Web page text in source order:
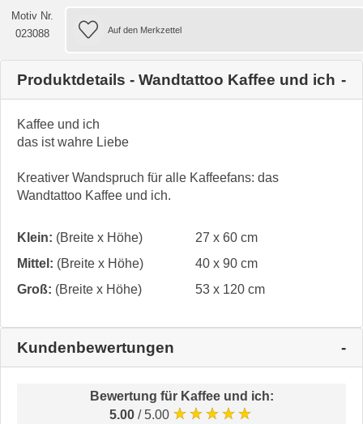
Motiv Nr.
023088
Produktdetails - Wandtattoo Kaffee und ich
Kaffee und ich
das ist wahre Liebe
Kreativer Wandspruch für alle Kaffeefans: das
Wandtattoo Kaffee und ich.
Klein: (Breite x Höhe)
27 x 60 cm
Mittel: (Breite x Höhe)
40 x 90 cm
Groß: (Breite x Höhe) 53 x 120 cm
Kundenbewertungen
Bewertung für Kaffee und ich:
5.00 / 5.00 ★★★★★